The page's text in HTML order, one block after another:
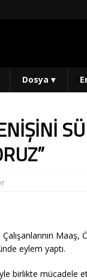
Dosya ▾
eylem yaptı.
birlikte mücadele